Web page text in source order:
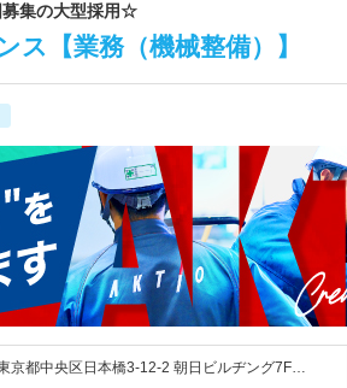
募集の大型採用☆
【業務（機械整備）】
都中央区日本橋3-12-2 朝日ビルヂング7F…